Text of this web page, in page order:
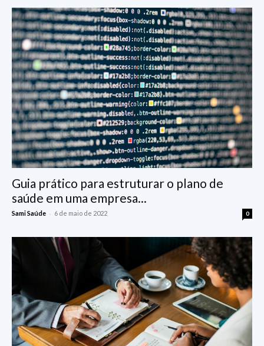
Guia prático para estruturar o plano de
saúde em uma empresa...
Sami Saúde - 6 de maio de 2022 0